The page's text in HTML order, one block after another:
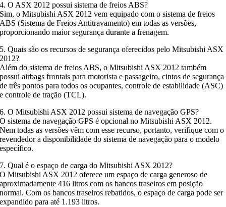
4. O ASX 2012 possui sistema de freios ABS?
Sim, o Mitsubishi ASX 2012 vem equipado com o sistema de freios
ABS (Sistema de Freios Antitravamento) em todas as versões,
proporcionando maior segurança durante a frenagem.
5. Quais são os recursos de segurança oferecidos pelo Mitsubishi ASX
2012?
Além do sistema de freios ABS, o Mitsubishi ASX 2012 também
possui airbags frontais para motorista e passageiro, cintos de segurança
de três pontos para todos os ocupantes, controle de estabilidade (ASC)
e controle de tração (TCL).
6. O Mitsubishi ASX 2012 possui sistema de navegação GPS?
O sistema de navegação GPS é opcional no Mitsubishi ASX 2012.
Nem todas as versões vêm com esse recurso, portanto, verifique com o
revendedor a disponibilidade do sistema de navegação para o modelo
específico.
7. Qual é o espaço de carga do Mitsubishi ASX 2012?
O Mitsubishi ASX 2012 oferece um espaço de carga generoso de
aproximadamente 416 litros com os bancos traseiros em posição
normal. Com os bancos traseiros rebatidos, o espaço de carga pode ser
expandido para até 1.193 litros.